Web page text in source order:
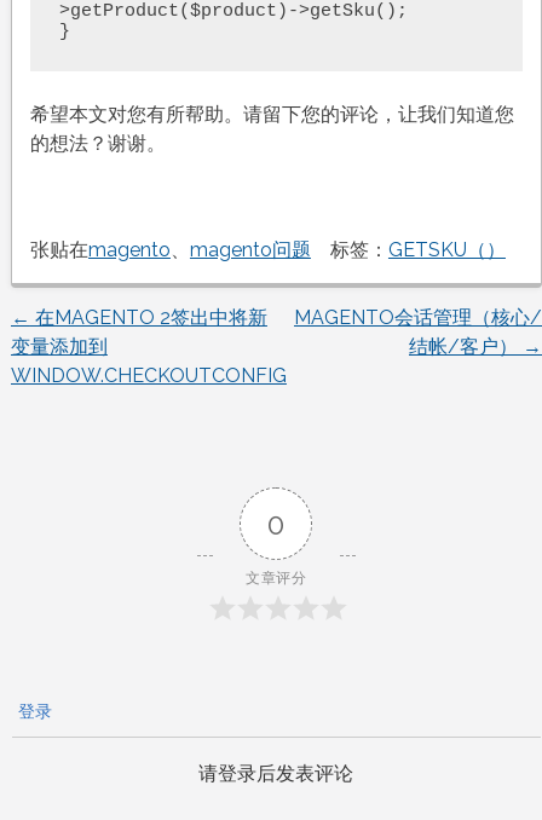
>getProduct($product)->getSku();
}
希望本文对您有所帮助。请留下您的评论，让我们知道您
的想法？谢谢。
张贴在magento、 magento问题 标签： GETSKU（）
文
章
← 在MAGENTO 2签出中将新
变量添加到
WINDOW.CHECKOUTCONFIG
MAGENTO会话管理（核心/
结帐/客户）
→
0
文章评分
登录
请登录后发表评论